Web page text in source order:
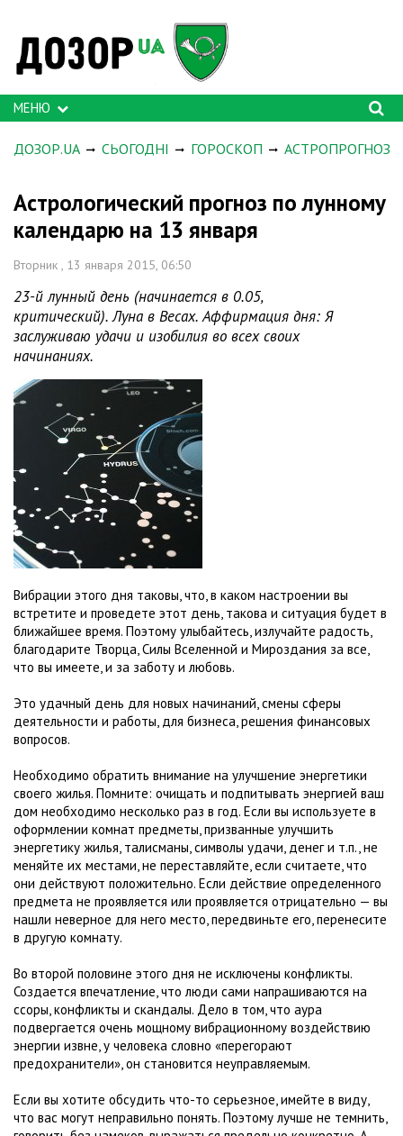
МЕНЮ
ДОЗОР.UA СЬОГОДНІ ГОРОСКОП АСТРОПРОГНОЗ
Астрологический прогноз по лунному
календарю на 13 января
Вторник , 13 января 2015, 06:50
23-й лунный день (начинается в 0.05,
критический). Луна в Весах. Аффирмация дня: Я
заслуживаю удачи и изобилия во всех своих
начинаниях.
Вибрации этого дня таковы, что, в каком настроении вы
встретите и проведете этот день, такова и ситуация будет в
ближайшее время. Поэтому улыбайтесь, излучайте радость,
благодарите Творца, Силы Вселенной и Мироздания за все,
что вы имеете, и за заботу и любовь.
Это удачный день для новых начинаний, смены сферы
деятельности и работы, для бизнеса, решения финансовых
вопросов.
Необходимо обратить внимание на улучшение энергетики
своего жилья. Помните: очищать и подпитывать энергией ваш
дом необходимо несколько раз в год. Если вы используете в
оформлении комнат предметы, призванные улучшить
энергетику жилья, талисманы, символы удачи, денег и т.п., не
меняйте их местами, не переставляйте, если считаете, что
они действуют положительно. Если действие определенного
предмета не проявляется или проявляется отрицательно — вы
нашли неверное для него место, передвиньте его, перенесите
в другую комнату.
Во второй половине этого дня не исключены конфликты.
Создается впечатление, что люди сами напрашиваются на
ссоры, конфликты и скандалы. Дело в том, что аура
подвергается очень мощному вибрационному воздействию
энергии извне, у человека словно «перегорают
предохранители», он становится неуправляемым.
Если вы хотите обсудить что-то серьезное, имейте в виду,
что вас могут неправильно понять. Поэтому лучше не темнить,